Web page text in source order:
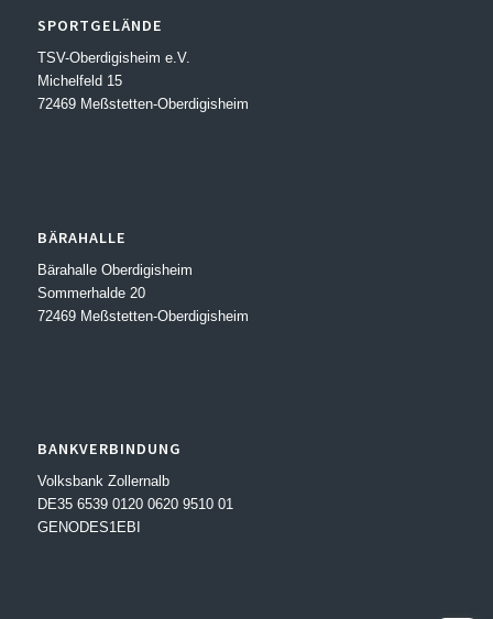
SPORTGELÄNDE
TSV-Oberdigisheim e.V.
Michelfeld 15
72469 Meßstetten-Oberdigisheim
BÄRAHALLE
Bärahalle Oberdigisheim
Sommerhalde 20
72469 Meßstetten-Oberdigisheim
BANKVERBINDUNG
Volksbank Zollernalb
DE35 6539 0120 0620 9510 01
GENODES1EBI